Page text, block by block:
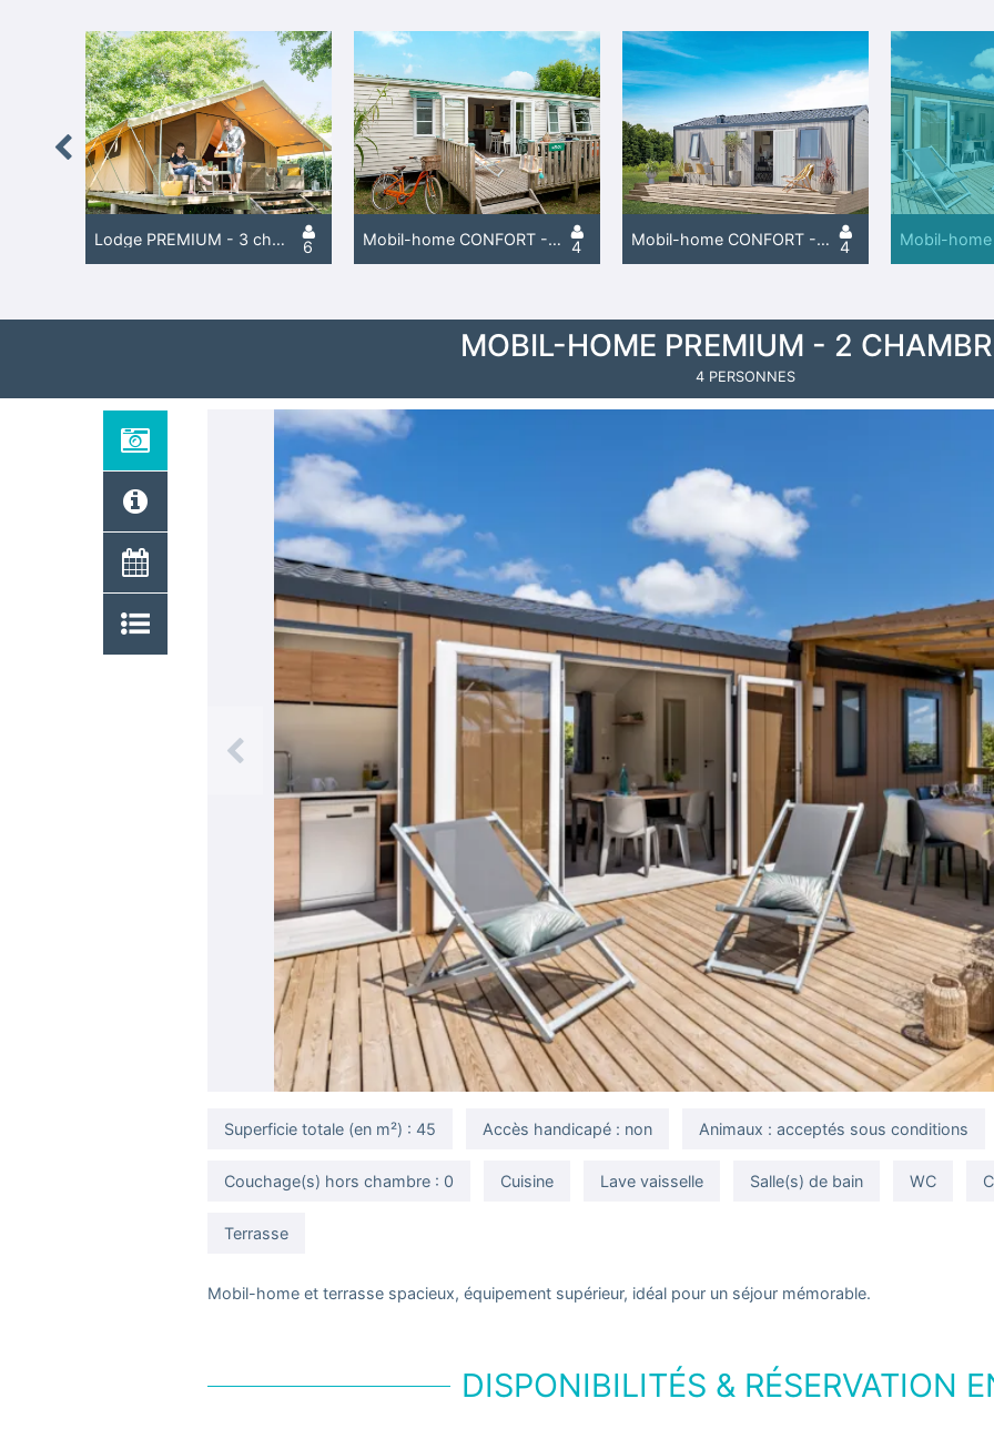
Previous
Lodge PREMIUM - 3 chambres - sans sanitaire 6 Mobil-home CONFORT - 2 chambres 4 Mobil-home CONFORT - 2 chambres - Climatisé 4
MOBIL-HOME PREMIUM - 2
4 PERSONNES
Previous
Superficie totale (en m²) : 45 Accès handicapé : non Animaux : acceptés sous conditions
Couchage(s) hors chambre : 0 Cuisine Lave vaisselle Salle(s) de bain WC
Terrasse
Mobil-home et terrasse spacieux, équipement supérieur, idéal pour un séjour mémorable.
DISPONIBILITÉS & RÉSERVATION